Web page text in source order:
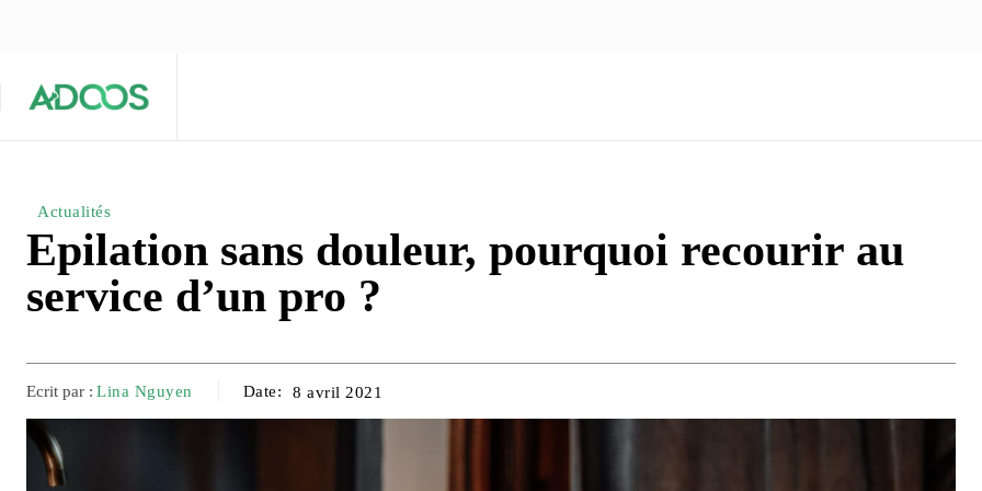
Actualités
Epilation sans douleur, pourquoi recourir au
service d’un pro ?
Ecrit par : Lina Nguyen Date: 8 avril 2021